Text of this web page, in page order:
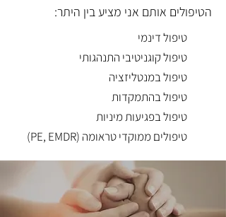
הטיפולים אותם אני מציע בין היתר:
טיפול דינמי
טיפול קוגניטיבי התנהגותי
טיפול במנטליזציה
טיפול בהתמקדות
טיפול בפגיעות מיניות
טיפולים ממוקדי טראומה (PE, EMDR)